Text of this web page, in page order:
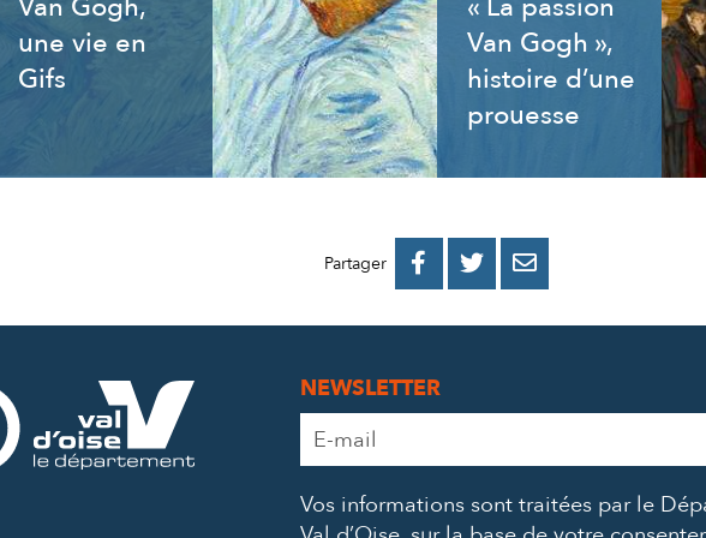
Van Gogh,
une vie en
Gifs
« La passion
Van Gogh »,
histoire d’une
prouesse
Partager 
PARTAGER
PARTAGER
PARTAGER
NEWSLETTER
Adresse
e-
*
Vos informations sont traitées par le